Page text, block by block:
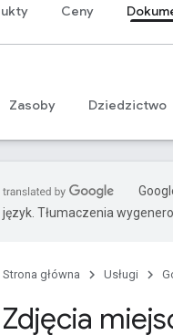
Ceny
Zasoby Dziedzictwo
język. Tłumaczenia
Strona główna Usługi
Zdjęcia